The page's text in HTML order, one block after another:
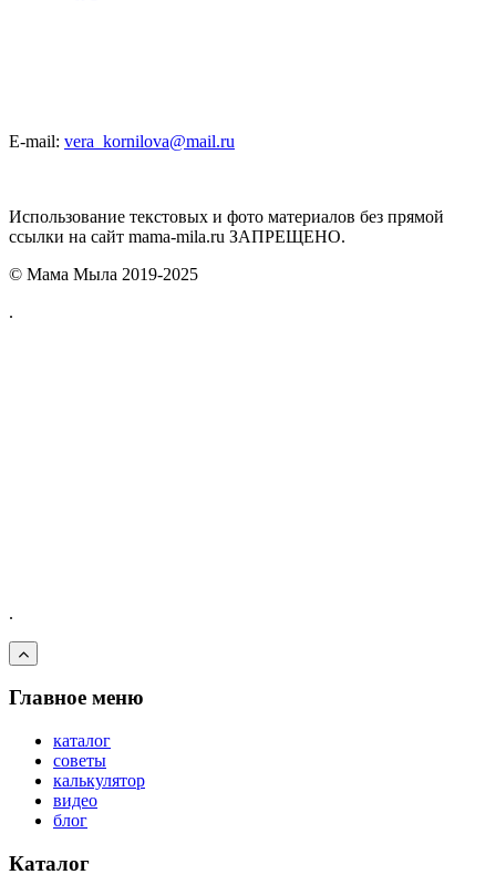
E-mail: vera_kornilova@mail.ru
Использование текстовых и фото материалов без прямой
ссылки на сайт mama-mila.ru ЗАПРЕЩЕНО.
© Мама Мыла 2019-2025
.
.
Главное меню
каталог
советы
калькулятор
видео
блог
Каталог